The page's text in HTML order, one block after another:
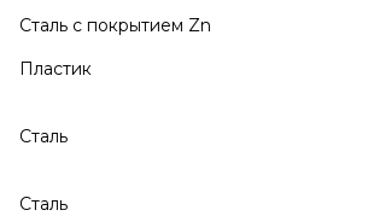
Сталь с покрытием Zn
Пластик
Сталь
Сталь